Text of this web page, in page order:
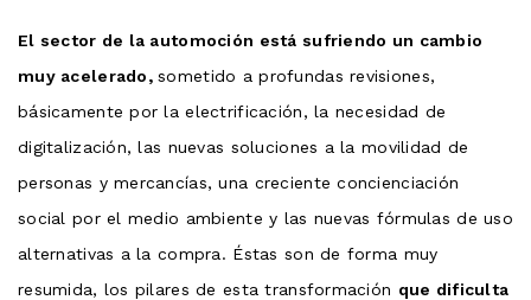
El sector de la automoción está sufriendo un cambio
muy acelerado,sometido a profundas revisiones,
básicamente por la electrificación, la necesidad de
digitalización, las nuevas soluciones a la movilidad de
personas y mercancías, una creciente concienciación
social por el medio ambiente y las nuevas fórmulas de uso
alternativas a la compra. Éstas son de forma muy
resumida, los pilares de esta transformación que dificulta